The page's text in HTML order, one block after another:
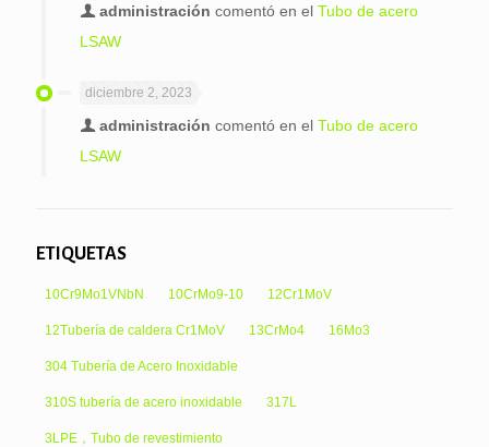
administración comentó en el Tubo de acero
LSAW
diciembre 2, 2023
administración comentó en el Tubo de acero
LSAW
ETIQUETAS
10Cr9Mo1VNbN 10CrMo9-10 12Cr1MoV
12Tubería de caldera Cr1MoV 13CrMo4 16Mo3
304 Tubería de Acero Inoxidable
310S tubería de acero inoxidable 317L
3LPE，Tubo de revestimiento